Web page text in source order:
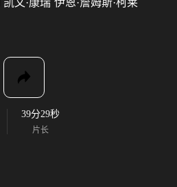
凯文·康瑞 伊恩·詹姆斯·柯莱
39分29秒
片长